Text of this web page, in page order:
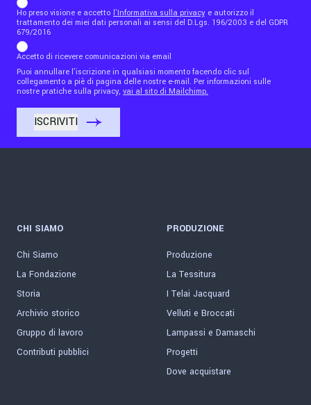
Ho preso visione e accetto l'Informativa sulla privacy e autorizzo il
trattamento dei miei dati personali ai sensi del D.Lgs. 196/2003 e del GDPR
679/2016
Accetto di ricevere comunicazioni via email
Puoi annullare l'iscrizione in qualsiasi momento facendo clic sul
collegamento a piè di pagina delle nostre e-mail. Per informazioni sulle
nostre pratiche sulla privacy, vai al sito di Mailchimp.
CHI SIAMO
Chi Siamo
La Fondazione
Storia
Archivio storico
Gruppo di lavoro
Contributi pubblici
PRODUZIONE
Produzione
La Tessitura
I Telai Jacquard
Velluti e Broccati
Lampassi e Damaschi
Progetti
Dove acquistare